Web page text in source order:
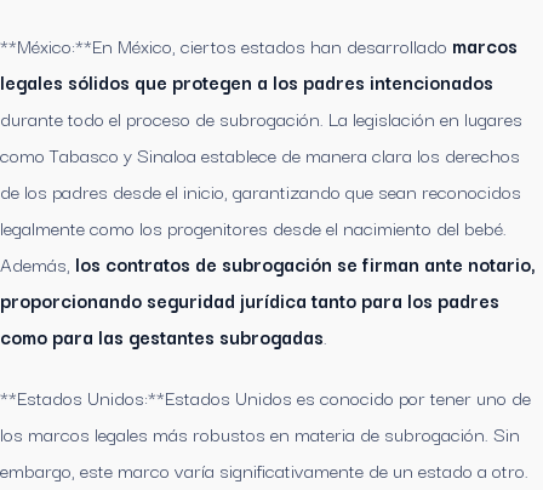
**México:**En México, ciertos estados han desarrollado marcos
legales sólidos que protegen a los padres intencionados
durante todo el proceso de subrogación. La legislación en lugares
como Tabasco y Sinaloa establece de manera clara los derechos
de los padres desde el inicio, garantizando que sean reconocidos
legalmente como los progenitores desde el nacimiento del bebé.
Además, los contratos de subrogación se firman ante notario,
proporcionando seguridad jurídica tanto para los padres
como para las gestantes subrogadas.
**Estados Unidos:**Estados Unidos es conocido por tener uno de
los marcos legales más robustos en materia de subrogación. Sin
embargo, este marco varía significativamente de un estado a otro.